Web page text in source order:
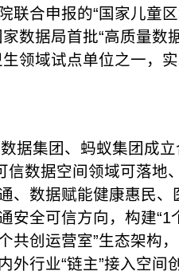
联合申报的“国家儿童
数据局首批“高质量数
生领域试点单位之一，
据集团、蚂蚁集团成
信数据空间领域可落地
、数据赋能健康惠民
安全可信方向，构建“1
共创运营室”生态架构
外行业“链主”接入空间